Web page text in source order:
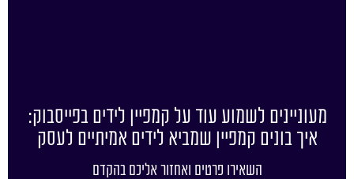
מעוניינים לשמוע עוד על קמפיין לידים בפייסבוק:
איך בונים קמפיין שמביא לידים אמיתיים לעסק
השאירו פרטים ואחזור אליכם בהקדם